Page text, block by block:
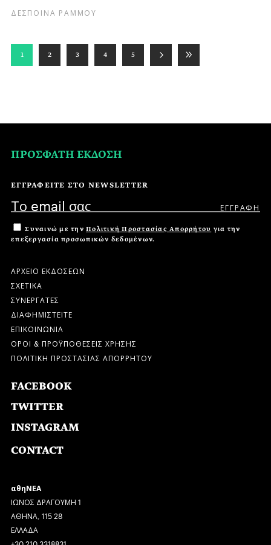
ΔΕΣΠΟΙΝΑ ΡΑΜΜΟΥ
1 2 3 4 5
ΠΡΟΣΦΑΤΗ ΕΚΔΟΣΗ
ΕΓΓΡΑΦΕΙΤΕ ΣΤΟ NEWSLETTER
Συναινώ με την Πολιτική Προστασίας Απορρήτου για την
επεξεργασία προσωπικών δεδομένων.
ΑΡΧΕΙΟ ΕΚΔΟΣΕΩΝ
ΣΧΕΤΙΚΑ
ΣΥΝΕΡΓΑΤΕΣ
ΔΙΑΦΗΜΙΣΤΕΙΤΕ
ΕΠΙΚΟΙΝΩΝΙΑ
ΟΡΟΙ & ΠΡΟΫΠΟΘΕΣΕΙΣ ΧΡΗΣΗΣ
ΠΟΛΙΤΙΚΗ ΠΡΟΣΤΑΣΙΑΣ ΑΠΟΡΡΗΤΟΥ
FACEBOOK
TWITTER
INSTAGRAM
CONTACT
αθηΝΕΑ
ΙΩΝΟΣ ΔΡΑΓΟΥΜΗ 1
ΑΘΗΝΑ, 115 28
ΕΛΛΑΔΑ